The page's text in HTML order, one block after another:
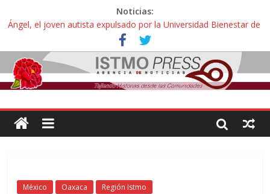
Noticias:
Ángel, el joven autista expulsado por la Universidad Bienestar de
Ixtepec, Oaxaca vuelve a las aulas tras amparo
Familiares de periodista Alejandro Leyva se reúnen con titular de
la SEGOB y exigen detener a los autores materiales e
intelectuales de su asesinato
Alertan pescadores de Juchitán, Oaxaca de nuevo despojo de su
Pescadores y comuneros ikoots detienen la extracción ilegal de
material pétreo de gravera Oyamel
México Oaxaca Región Istmo